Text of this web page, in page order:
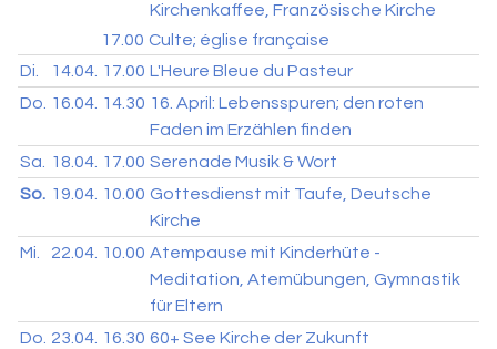
Kirchenkaffee, Französische Kirche
17.00 Culte; église française
Di.
14.04. 17.00 L'Heure Bleue du Pasteur
Do. 16.04. 14.30 16. April: Lebensspuren; den roten
Faden im Erzählen finden
Sa. 18.04. 17.00 Serenade Musik & Wort
So. 19.04. 10.00 Gottesdienst mit Taufe, Deutsche
Kirche
Mi.
22.04. 10.00 Atempause mit Kinderhüte -
Meditation, Atemübungen, Gymnastik
für Eltern
Do. 23.04. 16.30 60+ See Kirche der Zukunft